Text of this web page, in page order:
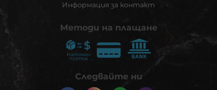
Информация за контакт
Методи на плащане
Следвайте ни